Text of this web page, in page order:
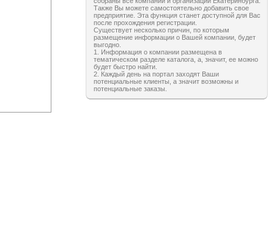
Также Вы можете самостоятельно добавить свое
предприятие. Эта функция станет доступной для Вас
после прохождения регистрации.
Существует несколько причин, по которым
размещение информации о Вашей компании, будет
выгодно.
1. Информация о компании размещена в
тематическом разделе каталога, а, значит, ее можно
будет быстро найти.
2. Каждый день на портал заходят Ваши
потенциальные клиенты, а значит возможны и
потенциальные заказы.